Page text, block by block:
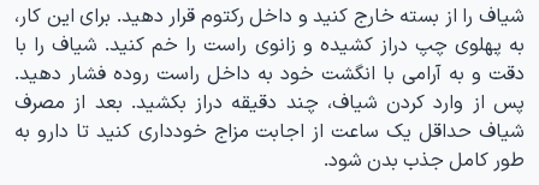
شیاف را از بسته خارج کنید و داخل رکتوم قرار دهید. برای این کار،
به پهلوی چپ دراز کشیده و زانوی راست را خم کنید. شیاف را با
دقت و به آرامی با انگشت خود به داخل راست روده فشار دهید.
پس از وارد کردن شیاف، چند دقیقه دراز بکشید. بعد از مصرف
شیاف حداقل یک ساعت از اجابت مزاج خودداری کنید تا دارو به
طور کامل جذب بدن شود.